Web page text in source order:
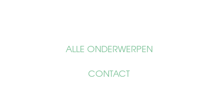
ALLE ONDERWERPEN
CONTACT